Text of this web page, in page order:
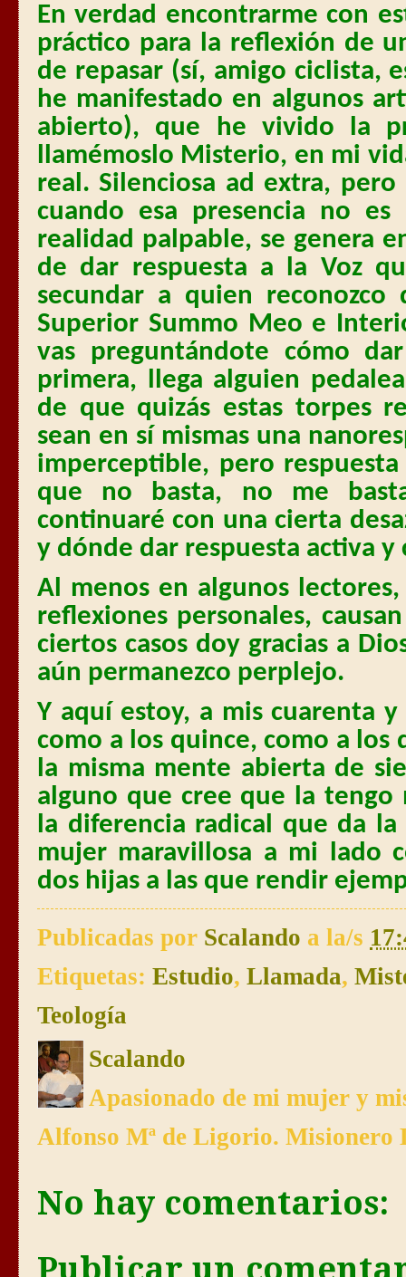
En verdad encontrarme con
práctico para la reflexión de
de repasar (sí, amigo ciclista,
he manifestado en algunos
abierto), que he vivido la
llamémoslo Misterio, en mi
real. Silenciosa ad extra,
cuando esa presencia no
realidad palpable, se genera
de dar respuesta a la Voz
secundar a quien
Superior Summo Meo e
vas preguntándote cómo
primera, llega alguien
de que quizás estas torpes
sean en sí mismas una
imperceptible, pero
que no basta, no me
continuaré con una cierta
y dónde dar respuesta activa y
Al menos en algunos
reflexiones personales,
ciertos casos doy gracias a
aún permanezco perplejo.
Y aquí estoy, a mis cuarenta
como a los quince, como a los
la misma mente abierta de
alguno que cree que la tengo
la diferencia radical que da
mujer maravillosa a mi lado
dos hijas a las que rendir
Publicadas por Scalando a la/s
Etiquetas: Estudio, Llamada,
Teología
Scalando
Apasionado de mi mujer y
Alfonso Mª de Ligorio. Misionero
No hay comentarios:
Publicar un